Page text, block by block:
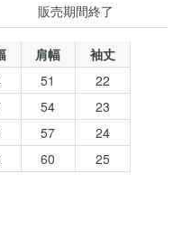
販売期間終了
肩幅
袖丈
51
22
54
23
57
24
60 25